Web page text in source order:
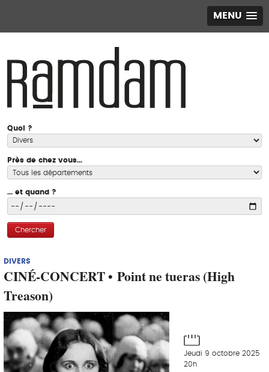
MENU
Quoi ?
Près de chez vous...
... et quand ?
Chercher
DIVERS
CINÉ-CONCERT • Point ne tueras (High
Treason)
Jeudi 9 octobre 2025
20h